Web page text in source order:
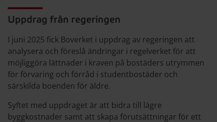
Uppdrag från regeringen
I juni 2025 fick Boverket i uppdrag av regeringen att
analysera och föreslå ändringar i regelverket för att
möjliggöra lättnader i kraven på bostäders utrymmen
för förvaring och förråd i studentbostäder och
särskilda boenden för äldre.
Syftet med uppdraget är att bidra till lägre
byggkostnader samt att skapa förutsättningar för ett